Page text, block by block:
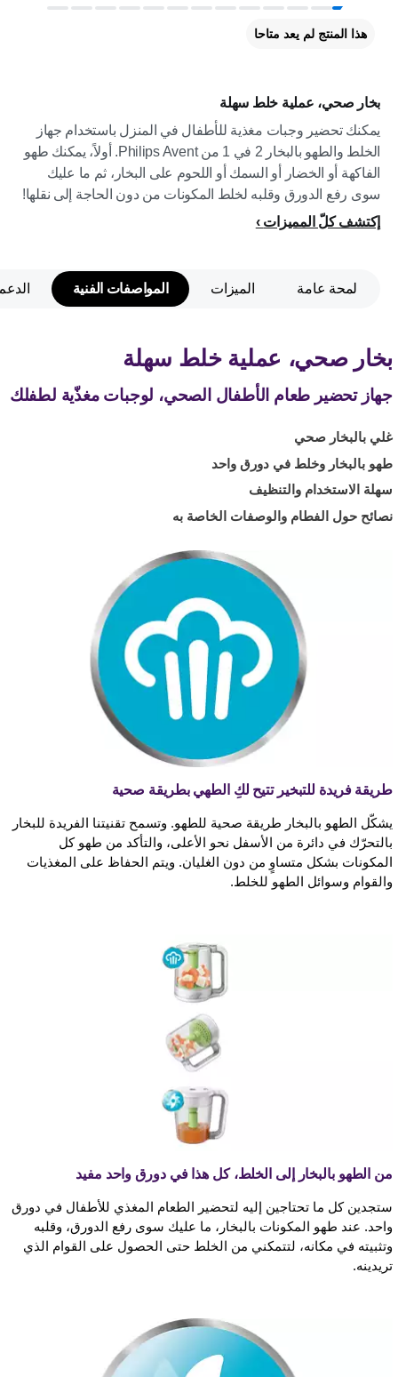
بخار صحي، عملية خلط سهلة
يمكنك تحضير وجبات مغذية للأطفال في المنزل باستخدام جهاز
الخلط والطهو بالبخار 2 في 1 من Philips Avent. أولاً، يمكنك طهو
الفاكهة أو الخضار أو السمك أو اللحوم على البخار، ثم ما عليك
سوى رفع الدورق وقلبه لخلط المكونات من دون الحاجة إلى نقلها!
إكتشف كلّ المميزات
هذا المنتج لم يعد متاحا
لمحة عامة الميزات المواصفات الفنية
بخار صحي، عملية خلط سهلة
جهاز تحضير طعام الأطفال الصحي، لوجبات مغذّية لطفلك
غلي بالبخار صحي
طهو بالبخار وخلط في دورق واحد
سهلة الاستخدام والتنظيف
نصائح حول الفطام والوصفات الخاصة به
طريقة فريدة للتبخير تتيح لكِ الطهي بطريقة صحية
يشكّل الطهو بالبخار طريقة صحية للطهو. وتسمح تقنيتنا الفريدة للبخار
بالتحرّك في دائرة من الأسفل نحو الأعلى، والتأكد من طهو كل
المكونات بشكل متساوٍ من دون الغليان. ويتم الحفاظ على المغذيات
والقوام وسوائل الطهو للخلط.
من الطهو بالبخار إلى الخلط، كل هذا في دورق واحد مفيد
ستجدين كل ما تحتاجين إليه لتحضير الطعام المغذي للأطفال في دورق
واحد. عند طهو المكونات بالبخار، ما عليك سوى رفع الدورق، وقلبه
وتثبيته في مكانه، لتتمكني من الخلط حتى الحصول على القوام الذي
تريدينه.